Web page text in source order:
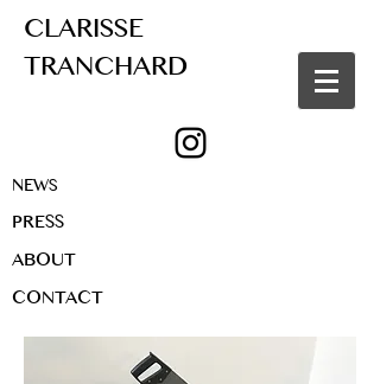
CLARISSE
TRANCHARD
NEWS
PRESS
ABOUT
CONTACT